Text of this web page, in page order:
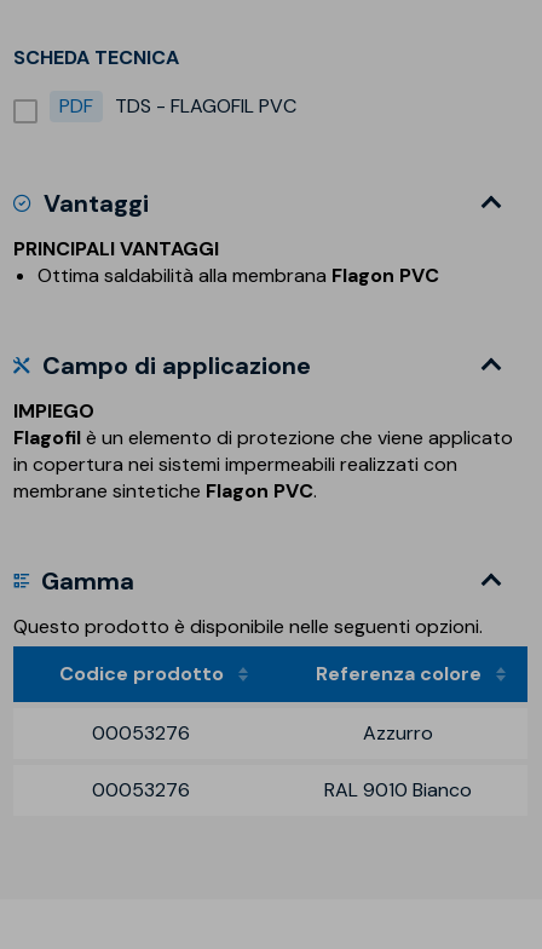
SCHEDA TECNICA
PDF
TDS - FLAGOFIL PVC
Vantaggi
PRINCIPALI VANTAGGI
Ottima saldabilità alla membrana Flagon PVC
Campo di applicazione
IMPIEGO
Flagofilè un elemento di protezione che viene applicato
in copertura nei sistemi impermeabili realizzati con
membrane sintetiche Flagon PVC.
Gamma
Questo prodotto è disponibile nelle seguenti opzioni.
Codice prodotto
Referenza colore
00053276 Azzurro
00053276 RAL 9010 Bianco